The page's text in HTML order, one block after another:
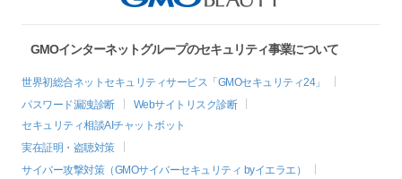
GMOインターネットグループのセキュリティ事業について
世界初総合ネットセキュリティサービス「GMOセキュリティ24」
パスワード漏洩診断
Webサイトリスク診断
セキュリティ相談AIチャットボット
実在証明・盗聴対策
サイバー攻撃対策（GMOサイバーセキュリティ byイエラエ）